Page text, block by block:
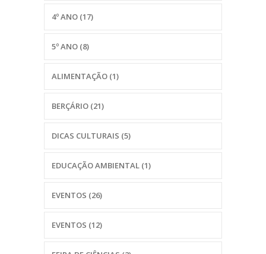
4º ANO (17)
5º ANO (8)
ALIMENTAÇÃO (1)
BERÇÁRIO (21)
DICAS CULTURAIS (5)
EDUCAÇÃO AMBIENTAL (1)
EVENTOS (26)
EVENTOS (12)